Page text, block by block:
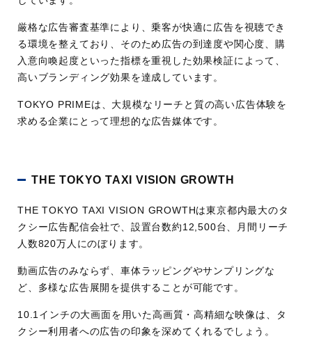
厳格な広告審査基準により、乗客が快適に広告を視聴でき
る環境を整えており、そのため広告の到達度や関心度、購
入意向喚起度といった指標を重視した効果検証によって、
高いブランディング効果を達成しています。
TOKYO PRIMEは、大規模なリーチと質の高い広告体験を
求める企業にとって理想的な広告媒体です。
THE TOKYO TAXI VISION GROWTH
THE TOKYO TAXI VISION GROWTHは東京都内最大のタ
クシー広告配信会社で、設置台数約12,500台、月間リーチ
人数820万人にのぼります。
動画広告のみならず、車体ラッピングやサンプリングな
ど、多様な広告展開を提供することが可能です。
10.1インチの大画面を用いた高画質・高精細な映像は、タ
クシー利用者への広告の印象を深めてくれるでしょう。